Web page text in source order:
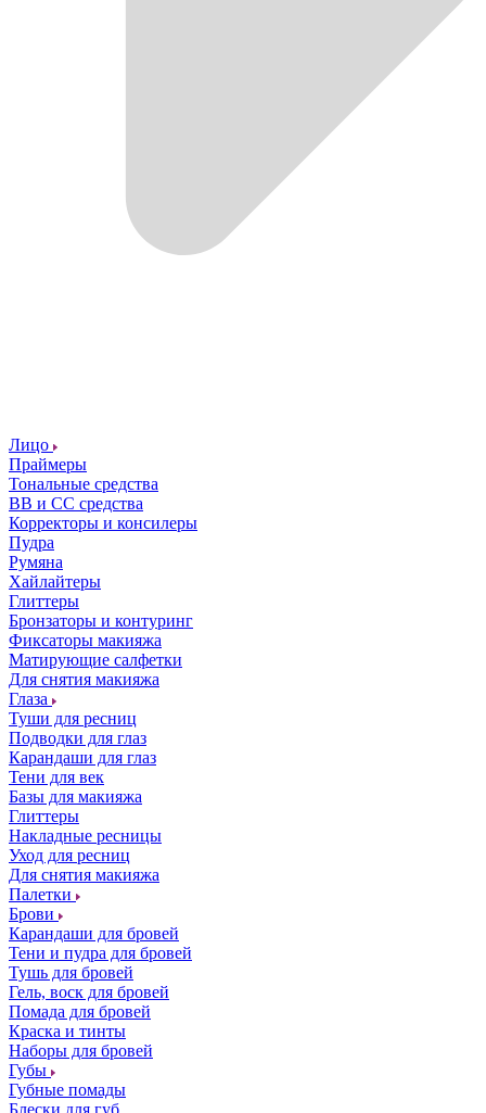
Лицо
Праймеры
Тональные средства
ВВ и СС средства
Корректоры и консилеры
Пудра
Румяна
Хайлайтеры
Глиттеры
Бронзаторы и контуринг
Фиксаторы макияжа
Матирующие салфетки
Для снятия макияжа
Глаза
Туши для ресниц
Подводки для глаз
Карандаши для глаз
Тени для век
Базы для макияжа
Глиттеры
Накладные ресницы
Уход для ресниц
Для снятия макияжа
Палетки
Брови
Карандаши для бровей
Тени и пудра для бровей
Тушь для бровей
Гель, воск для бровей
Помада для бровей
Краска и тинты
Наборы для бровей
Губы
Губные помады